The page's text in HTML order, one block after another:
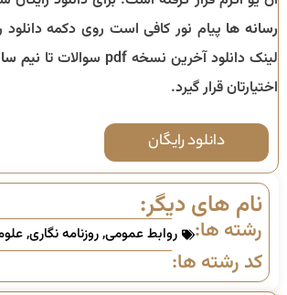
رسانه ها پیام نور کافی است روی دکمه دانلود
لینک دانلود آخرین نسخه pdf سوالات تا
نیم سال
اختیارتان قرار گیرد.
دانلود رایگان
نام های دیگر:
رشته ها: روابط عمومی,روزنامه نگاری,
کد رشته ها: